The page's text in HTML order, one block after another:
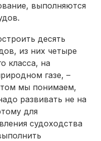
выполняются
десять
из них четыре
класса, на
газе, –
мы понимаем,
развивать не на
для
судоходства